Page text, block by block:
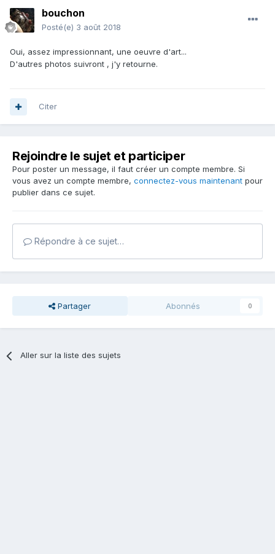
bouchon
Posté(e) 3 août 2018
Oui, assez impressionnant, une oeuvre d'art...
D'autres photos suivront , j'y retourne.
Citer
Rejoindre le sujet et participer
Pour poster un message, il faut créer un compte membre. Si
vous avez un compte membre, connectez-vous maintenant pour
publier dans ce sujet.
Répondre à ce sujet…
Partager Abonnés 0
Aller sur la liste des sujets